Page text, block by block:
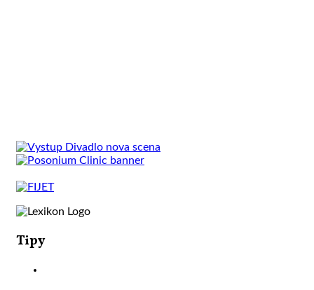
Tipy